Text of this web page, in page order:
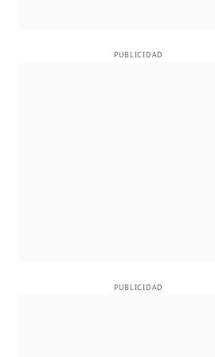
PUBLICIDAD
PUBLICIDAD